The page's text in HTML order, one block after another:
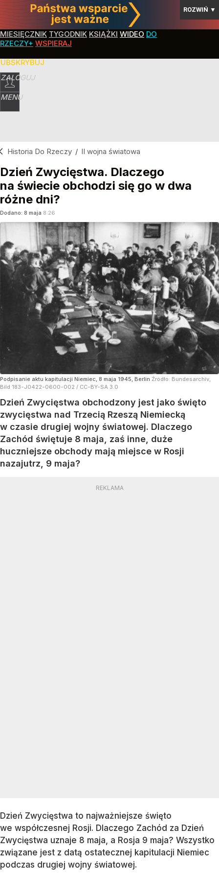
ROZWIŃ ▼
MIESIĘCZNIK TYGODNIK KSIĄŻKI WIDEO DO
RZECZY+ WSPIERAJ
ZALOGUJ
MENU
Historia Do Rzeczy / II wojna światowa
Dzień Zwycięstwa. Dlaczego
na świecie obchodzi się go w dwa
różne dni?
Dodano: 8 maja 8:26
Podpisanie aktu kapitulacji Niemiec, 8 maja 1945, Berlin Źródło: Bundesarchiv,
Bild 183-J0422-0600-002 / CC-BY-SA 3.0
Dzień Zwycięstwa obchodzony jest jako święto
zwycięstwa nad Trzecią Rzeszą Niemiecką
w czasie drugiej wojny światowej. Dlaczego
Zachód świętuje 8 maja, zaś inne, duże
huczniejsze obchody mają miejsce w Rosji
nazajutrz, 9 maja?
Dzień Zwycięstwa to najważniejsze święto
we współczesnej Rosji. Dlaczego Zachód za Dzień
Zwycięstwa uznaje 8 maja, a Rosja 9 maja? Wszystko
związane jest z datą ostatecznej kapitulacji Niemiec
podczas drugiej wojny światowej.